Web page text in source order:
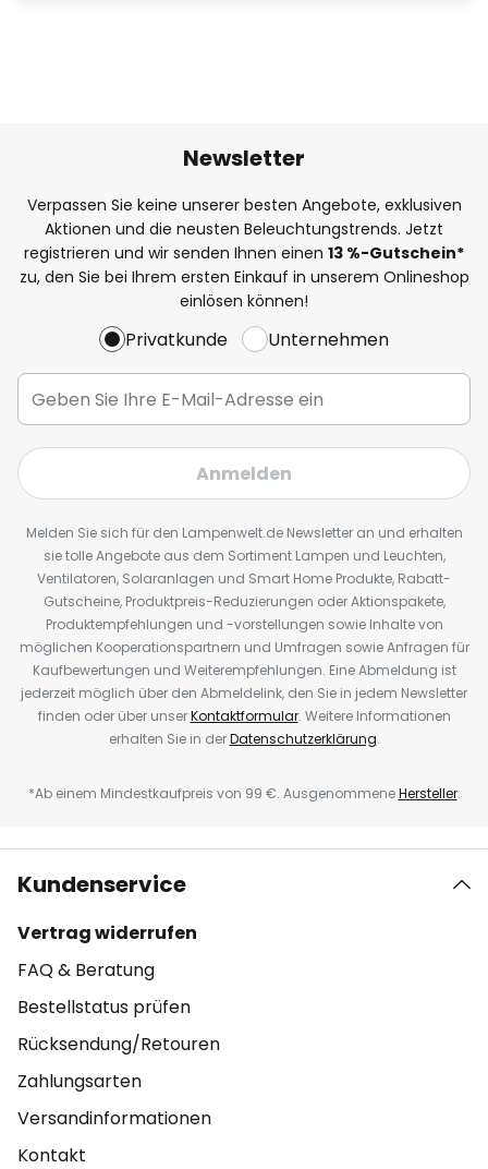
Newsletter
Verpassen Sie keine unserer besten Angebote, exklusiven
Aktionen und die neusten Beleuchtungstrends. Jetzt
registrieren und wir senden Ihnen einen 13 %-Gutschein*
zu, den Sie bei Ihrem ersten Einkauf in unserem Onlineshop
einlösen können!
Privatkunde Unternehmen
Anmelden
Melden Sie sich für den Lampenwelt.de Newsletter an und erhalten
sie tolle Angebote aus dem Sortiment Lampen und Leuchten,
Ventilatoren, Solaranlagen und Smart Home Produkte, Rabatt-
Gutscheine, Produktpreis-Reduzierungen oder Aktionspakete,
Produktempfehlungen und -vorstellungen sowie Inhalte von
möglichen Kooperationspartnern und Umfragen sowie Anfragen für
Kaufbewertungen und Weiterempfehlungen. Eine Abmeldung ist
jederzeit möglich über den Abmeldelink, den Sie in jedem Newsletter
finden oder über unserKontaktformular. Weitere Informationen
erhalten Sie in derDatenschutzerklärung.
*Ab einem Mindestkaufpreis von 99 €. AusgenommeneHersteller.
Kundenservice
Vertrag widerrufen
FAQ & Beratung
Bestellstatus prüfen
Rücksendung/Retouren
Zahlungsarten
Versandinformationen
Kontakt